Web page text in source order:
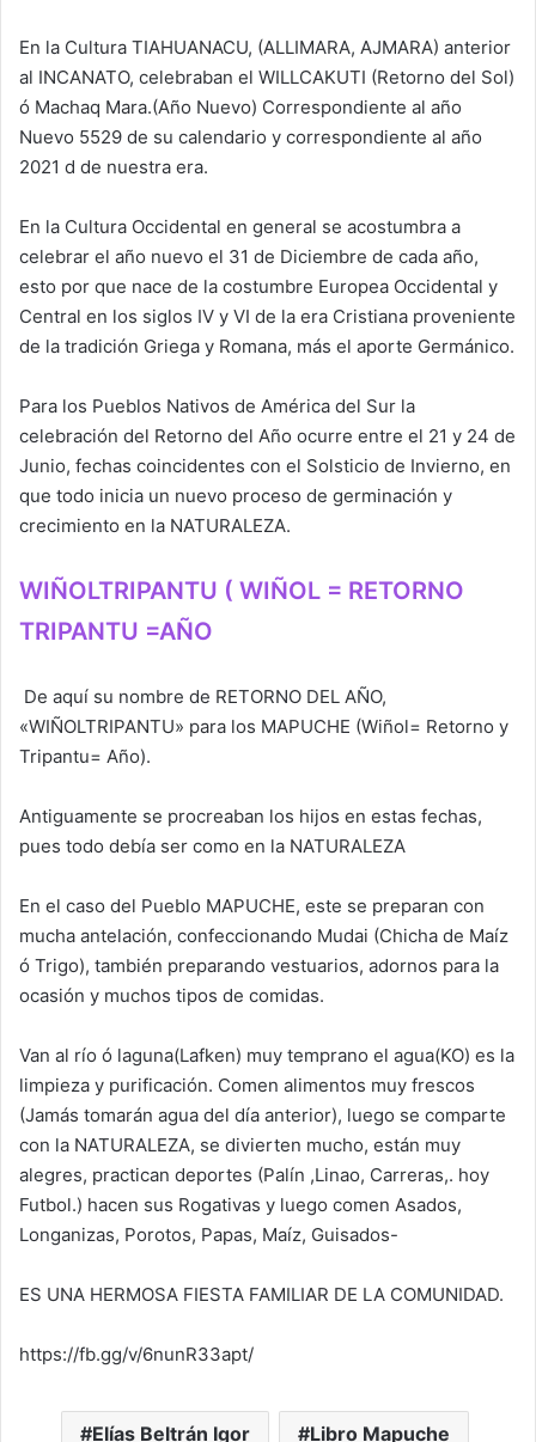
En la Cultura TIAHUANACU, (ALLIMARA, AJMARA) anterior
al INCANATO, celebraban el WILLCAKUTI (Retorno del Sol)
ó Machaq Mara.(Año Nuevo) Correspondiente al año
Nuevo 5529 de su calendario y correspondiente al año
2021 d de nuestra era.
En la Cultura Occidental en general se acostumbra a
celebrar el año nuevo el 31 de Diciembre de cada año,
esto por que nace de la costumbre Europea Occidental y
Central en los siglos IV y VI de la era Cristiana proveniente
de la tradición Griega y Romana, más el aporte Germánico.
Para los Pueblos Nativos de América del Sur la
celebración del Retorno del Año ocurre entre el 21 y 24 de
Junio, fechas coincidentes con el Solsticio de Invierno, en
que todo inicia un nuevo proceso de germinación y
crecimiento en la NATURALEZA.
WIÑOLTRIPANTU ( WIÑOL = RETORNO
TRIPANTU =AÑO
De aquí su nombre de RETORNO DEL AÑO,
«WIÑOLTRIPANTU» para los MAPUCHE (Wiñol= Retorno y
Tripantu= Año).
Antiguamente se procreaban los hijos en estas fechas,
pues todo debía ser como en la NATURALEZA
En el caso del Pueblo MAPUCHE, este se preparan con
mucha antelación, confeccionando Mudai (Chicha de Maíz
ó Trigo), también preparando vestuarios, adornos para la
ocasión y muchos tipos de comidas.
Van al río ó laguna(Lafken) muy temprano el agua(KO) es la
limpieza y purificación. Comen alimentos muy frescos
(Jamás tomarán agua del día anterior), luego se comparte
con la NATURALEZA, se divierten mucho, están muy
alegres, practican deportes (Palín ,Linao, Carreras,. hoy
Futbol.) hacen sus Rogativas y luego comen Asados,
Longanizas, Porotos, Papas, Maíz, Guisados-
ES UNA HERMOSA FIESTA FAMILIAR DE LA COMUNIDAD.
https://fb.gg/v/6nunR33apt/
Elías Beltrán Igor Libro Mapuche